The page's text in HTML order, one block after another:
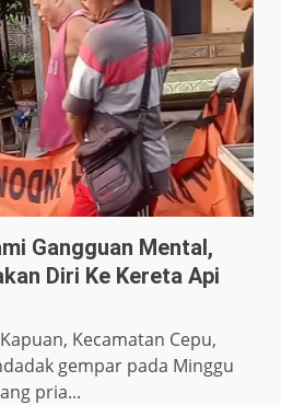
Gangguan Mental,
Diri Ke Kereta Api
Kecamatan Cepu,
gempar pada Minggu
pria...